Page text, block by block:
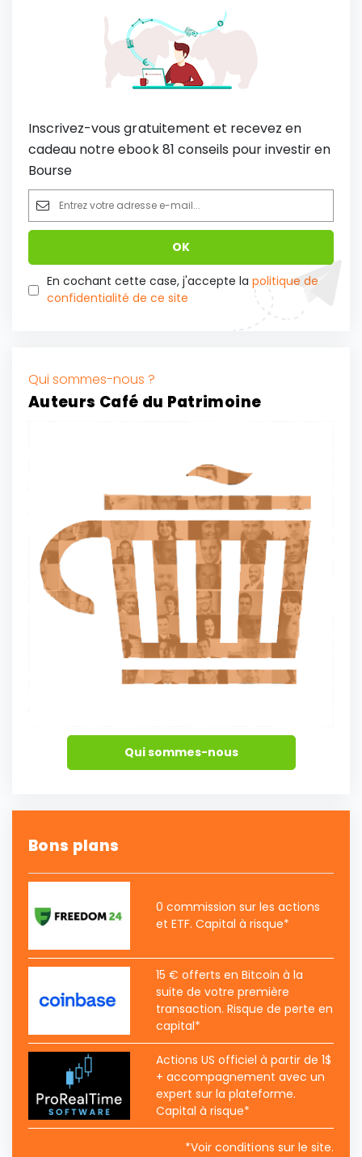
Inscrivez-vous gratuitement et recevez en
cadeau notre ebook 81 conseils pour investir en
Bourse
En cochant cette case, j'accepte la politique de
confidentialité de ce site
Qui sommes-nous ?
Auteurs Café du Patrimoine
Qui sommes-nous
Bons plans
0 commission sur les actions
et ETF. Capital à risque*
15 € offerts en Bitcoin à la
suite de votre première
transaction. Risque de perte en
capital*
Actions US officiel à partir de 1$
+ accompagnement avec un
expert sur la plateforme.
Capital à risque*
*Voir conditions sur le site.